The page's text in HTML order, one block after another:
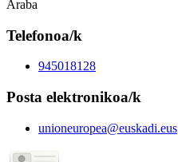
Araba
Telefonoa/k
945018128
Posta elektronikoa/k
unioneuropea@euskadi.eus